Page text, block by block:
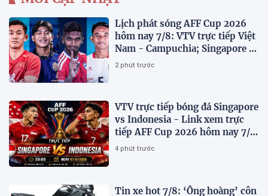
Lịch phát sóng AFF Cup 2026
hôm nay 7/8: VTV trực tiếp Việt
Nam - Campuchia; Singapore -
Indonesia
2 phút trước
VTV trực tiếp bóng đá Singapore
vs Indonesia - Link xem trực
tiếp AFF Cup 2026 hôm nay 7/8
trên VTV7
4 phút trước
Tin xe hot 7/8: ‘Ông hoàng’ côn